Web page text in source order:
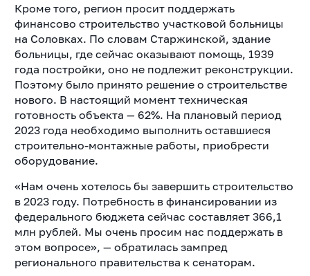
Кроме того, регион просит поддержать
финансово строительство участковой больницы
на Соловках. По словам Старжинской, здание
больницы, где сейчас оказывают помощь, 1939
года постройки, оно не подлежит реконструкции.
Поэтому было принято решение о строительстве
нового. В настоящий момент техническая
готовность объекта — 62%. На плановый период
2023 года необходимо выполнить оставшиеся
строительно-монтажные работы, приобрести
оборудование.
«Нам очень хотелось бы завершить строительство
в 2023 году. Потребность в финансировании из
федерального бюджета сейчас составляет 366,1
млн рублей. Мы очень просим нас поддержать в
этом вопросе», — обратилась зампред
регионального правительства к сенаторам.